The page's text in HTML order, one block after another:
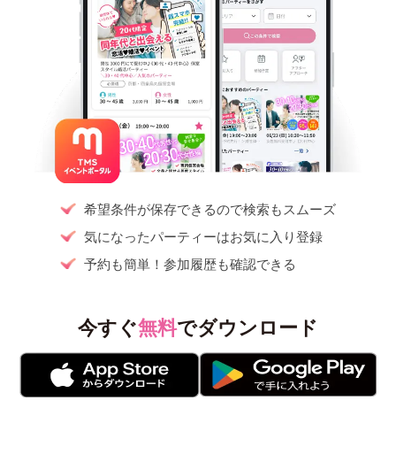
希望条件が保存できるので検索もスムーズ
気になったパーティーはお気に入り登録
予約も簡単！参加履歴も確認できる
今すぐ無料でダウンロード